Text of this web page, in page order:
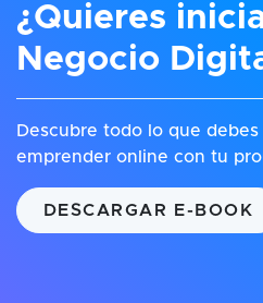
¿Quieres
Negocio
Descubre todo lo que
emprender online con tu
DESCARGAR E-BOOK